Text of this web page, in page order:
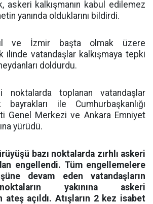
askeri kalkışmanın kabul edilemez
yanında olduklarını bildirdi.
ve İzmir başta olmak üzere
ilinde vatandaşlar kalkışmaya tepki
doldurdu.
noktalarda toplanan vatandaşlar
ile Cumhurbaşkanlığı
Genel Merkezi ve Ankara Emniyet
yürüdü.
bazı noktalarda zırhlı askeri
engellendi. Tüm engellemelere
devam eden vatandaşların
yakınına askeri
açıldı. Atışların 2 kez isabet